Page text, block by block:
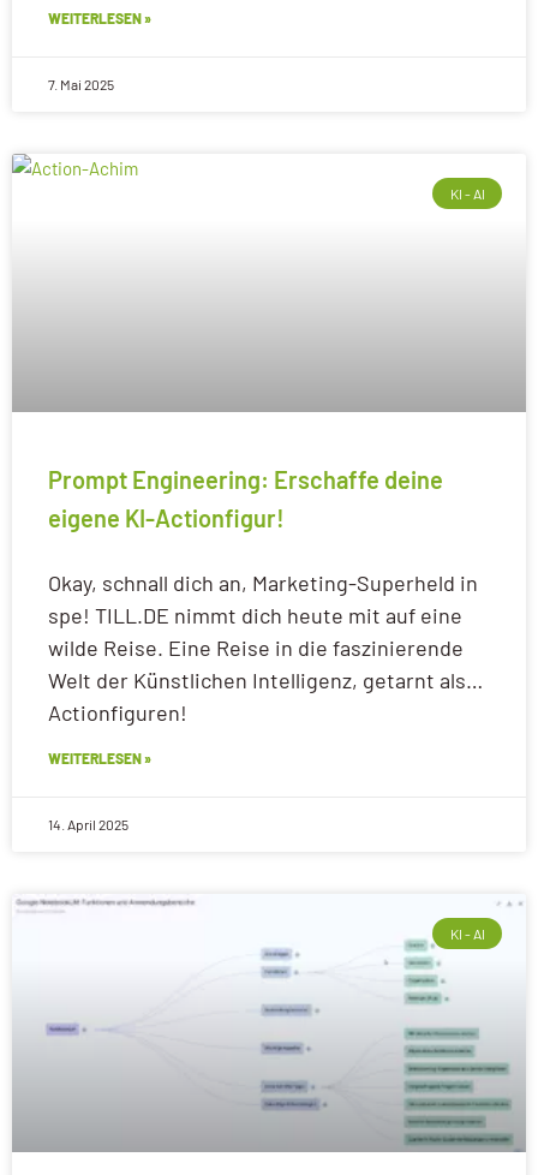
WEITERLESEN »
7. Mai 2025
KI - AI
Prompt Engineering: Erschaffe deine
eigene KI-Actionfigur!
Okay, schnall dich an, Marketing-Superheld in
spe! TILL.DE nimmt dich heute mit auf eine
wilde Reise. Eine Reise in die faszinierende
Welt der Künstlichen Intelligenz, getarnt als…
Actionfiguren!
WEITERLESEN »
14. April 2025
KI - AI